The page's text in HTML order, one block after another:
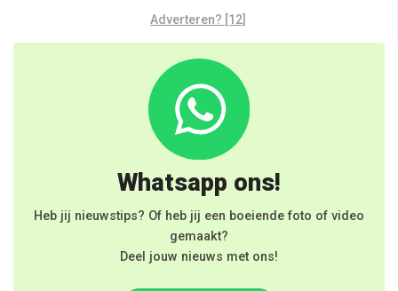
Adverteren? [12]
Whatsapp ons!
Heb jij nieuwstips? Of heb jij een boeiende foto of video
gemaakt?
Deel jouw nieuws met ons!